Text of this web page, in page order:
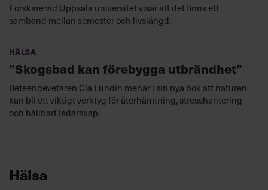
Forskare vid Uppsala universitet visar att det finns ett
samband mellan semester och livslängd.
Hälsa
”Skogsbad kan förebygga utbrändhet”
Beteendevetaren Cia Lundin menar i sin nya bok att naturen
kan bli ett viktigt verktyg för återhämtning, stresshantering
och hållbart ledarskap.
Hälsa